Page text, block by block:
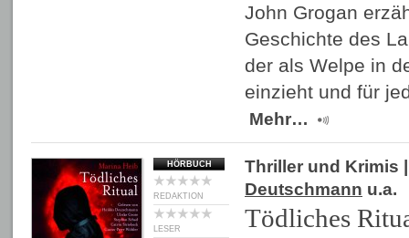
John Grogan
Geschichte des
der als Welpe in
einzieht und für
Mehr…
HÖRBUCH
REDAKTION
LESER
Thriller und Krimis
Deutschmann u.a.
Tödliches